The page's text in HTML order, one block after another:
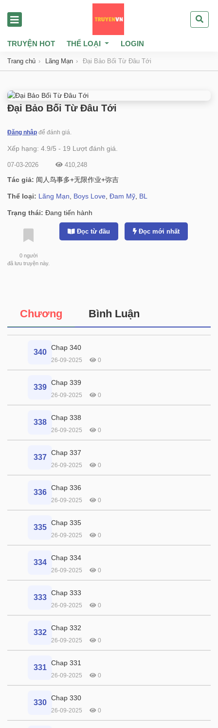
TRUYỆN HOT THỂ LOẠI LOGIN
Trang chủ Lãng Mạn Đại Bảo Bối Từ Đâu Tới
Đại Bảo Bối Từ Đâu Tới
Đăng nhập để đánh giá.
Xếp hạng: 4.9/5 - 19 Lượt đánh giá.
07-03-2026 410,248
Tác giả: 闻人鸟事多+无限作业+弥吉
Thể loại: Lãng Mạn Boys Love Đam Mỹ BL
Trạng thái: Đang tiến hành
0 người
đã lưu truyện này.
Đọc từ đầu Đọc mới nhất
Chương Bình Luận
340
Chap 340
26-09-2025 0
339
Chap 339
26-09-2025 0
338
Chap 338
26-09-2025 0
337
Chap 337
26-09-2025 0
336
Chap 336
26-09-2025 0
335
Chap 335
26-09-2025 0
334
Chap 334
26-09-2025 0
333
Chap 333
26-09-2025 0
332
Chap 332
26-09-2025 0
331
Chap 331
26-09-2025 0
330
Chap 330
26-09-2025 0